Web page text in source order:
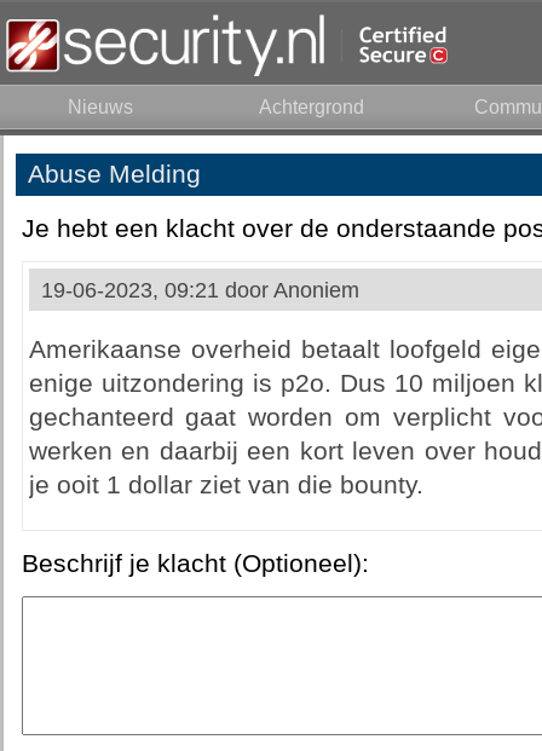
Nieuws Achtergrond
Abuse Melding
Je hebt een klacht over de onderstaande
19-06-2023, 09:21 door Anoniem
Amerikaanse overheid betaalt loofgeld
enige uitzondering is p2o. Dus 10 miljoen
gechanteerd gaat worden om verplicht
werken en daarbij een kort leven over
je ooit 1 dollar ziet van die bounty.
Beschrijf je klacht (Optioneel):